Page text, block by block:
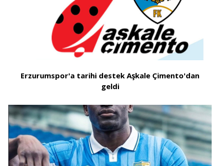
Erzurumspor'a tarihi destek Aşkale Çimento'dan
geldi